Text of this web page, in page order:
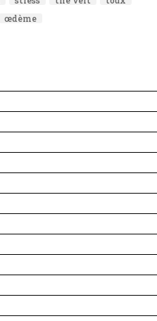
œdème